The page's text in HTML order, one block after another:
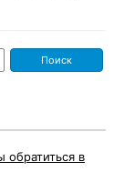
обратиться в